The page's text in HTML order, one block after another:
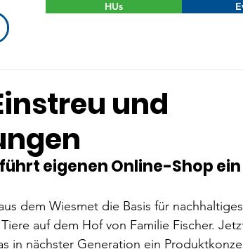
HUs
und
eigenen Online-Shop ein
dem Wiesmet die Basis für
auf dem Hof von Familie Fischer.
in nächster Generation ein